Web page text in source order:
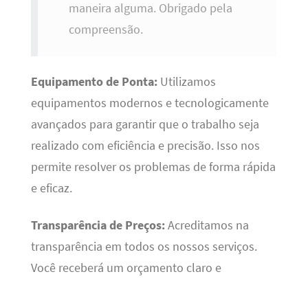
maneira alguma. Obrigado pela
compreensão.
Equipamento de Ponta:Utilizamos
equipamentos modernos e tecnologicamente
avançados para garantir que o trabalho seja
realizado com eficiência e precisão. Isso nos
permite resolver os problemas de forma rápida
e eficaz.
Transparência de Preços:Acreditamos na
transparência em todos os nossos serviços.
Você receberá um orçamento claro e